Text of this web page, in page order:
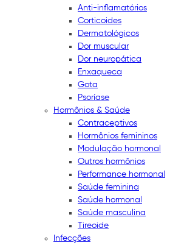
Anti-inflamatórios
Corticoides
Dermatológicos
Dor muscular
Dor neuropática
Enxaqueca
Gota
Psoríase
Hormônios & Saúde
Contraceptivos
Hormônios femininos
Modulação hormonal
Outros hormônios
Performance hormonal
Saúde feminina
Saúde hormonal
Saúde masculina
Tireoide
Infecções